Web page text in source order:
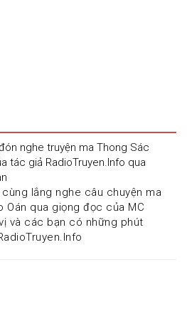
nghe truyện ma Thong Sác
tác giả RadioTruyen.Info qua
lắng nghe câu chuyện ma
Oán qua giọng đọc của MC
và các bạn có những phút